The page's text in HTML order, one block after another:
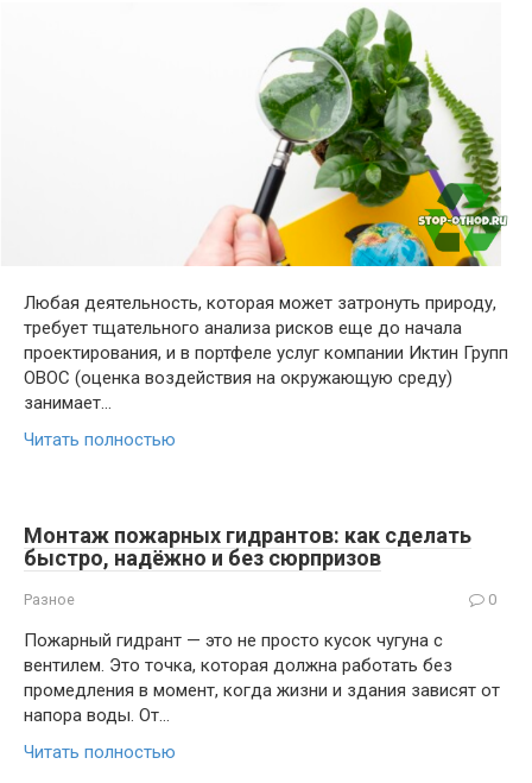
Любая деятельность, которая может затронуть природу,
требует тщательного анализа рисков еще до начала
проектирования, и в портфеле услуг компании Иктин Групп
ОВОС (оценка воздействия на окружающую среду)
занимает…
Читать полностью
Монтаж пожарных гидрантов: как сделать
быстро, надёжно и без сюрпризов
Разное 0
Пожарный гидрант — это не просто кусок чугуна с
вентилем. Это точка, которая должна работать без
промедления в момент, когда жизни и здания зависят от
напора воды. От…
Читать полностью